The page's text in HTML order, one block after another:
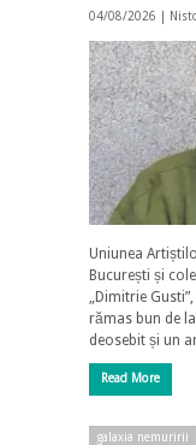
04/08/2026 |
Uniunea
București și
„Dimitrie
rămas bun de
deosebit și un
Read More
galaxia nemuririi